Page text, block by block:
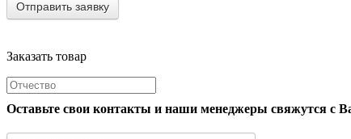
Заказать товар
Оставьте свои контакты и наши менеджеры свяжутся с